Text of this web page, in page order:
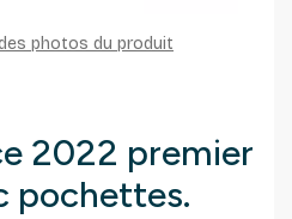
photos du produit
2022 premier
pochettes.